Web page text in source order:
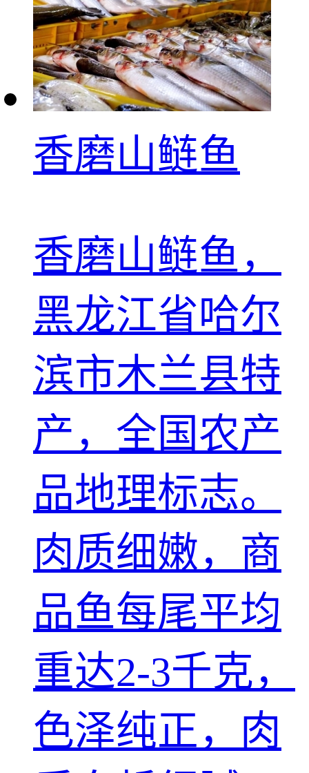
香磨山鲢鱼
香磨山鲢鱼，
黑龙江省哈尔
滨市木兰县特
产，全国农产
品地理标志。
肉质细嫩，商
品鱼每尾平均
重达2-3千克，
色泽纯正，肉